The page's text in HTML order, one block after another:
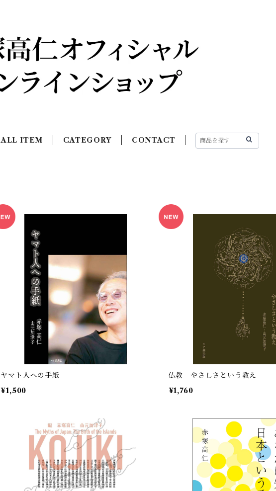
ALL ITEM CATEGORY CONTACT
ヤマト人への手紙
¥1,500
仏教 やさしさという教え
¥1,760